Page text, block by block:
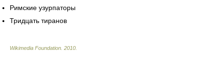
Римские узурпаторы
Тридцать тиранов
Wikimedia Foundation 2010